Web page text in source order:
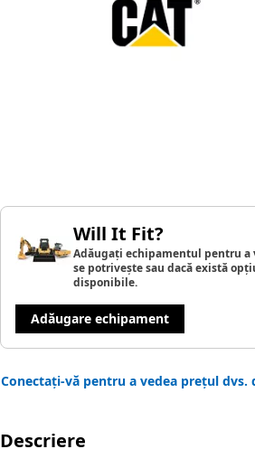
Will It Fit?
Adăugați echipamentul pentru a
se potrivește sau dacă există
disponibile.
Adăugare echipament
Conectați-vă pentru a vedea prețul dvs.
Descriere